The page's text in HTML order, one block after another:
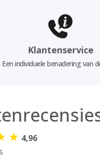
Klantenservice
Een individuele benadering van
★ 4,96